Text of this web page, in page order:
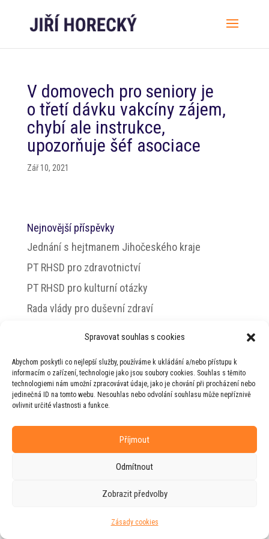
Spravovat souhlas s cookies
Abychom poskytli co nejlepší služby, používáme k ukládání a/nebo přístupu k
informacím o zařízení, technologie jako jsou soubory cookies. Souhlas s těmito
technologiemi nám umožní zpracovávat údaje, jako je chování při procházení nebo
jedinečná ID na tomto webu. Nesouhlas nebo odvolání souhlasu může nepříznivě
ovlivnit určité vlastnosti a funkce.
Příjmout
Odmítnout
Zobrazit předvolby
Zásady cookies
V domovech pro seniory je
o třetí dávku vakcíny zájem,
chybí ale instrukce,
upozorňuje šéf asociace
Zář 10, 2021
Nejnovější příspěvky
Jednání s hejtmanem Jihočeského kraje
PT RHSD pro zdravotnictví
PT RHSD pro kulturní otázky
Rada vlády pro duševní zdraví
© 2026 Jiří Horecký – Osobní stránky Jiřího
Horeckého
Web vytvořila firma